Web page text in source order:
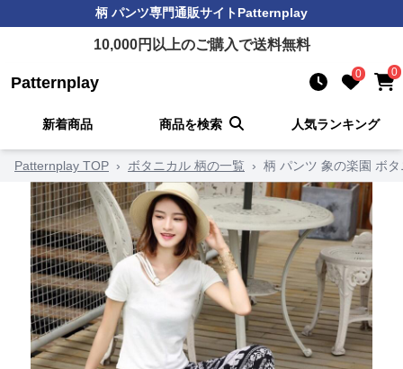
柄 パンツ専門通販サイトPatternplay
10,000円以上のご購入で送料無料
Patternplay 0 0
新着商品 商品を検索 人気ランキング
Patternplay TOP › ボタニカル 柄の一覧 › 柄 パンツ 象の楽園 ボ